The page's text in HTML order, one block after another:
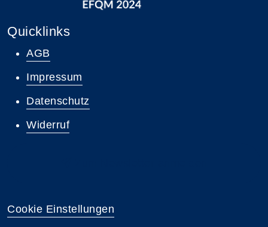
Quicklinks
AGB
Impressum
Datenschutz
Widerruf
Cookie Einstellungen